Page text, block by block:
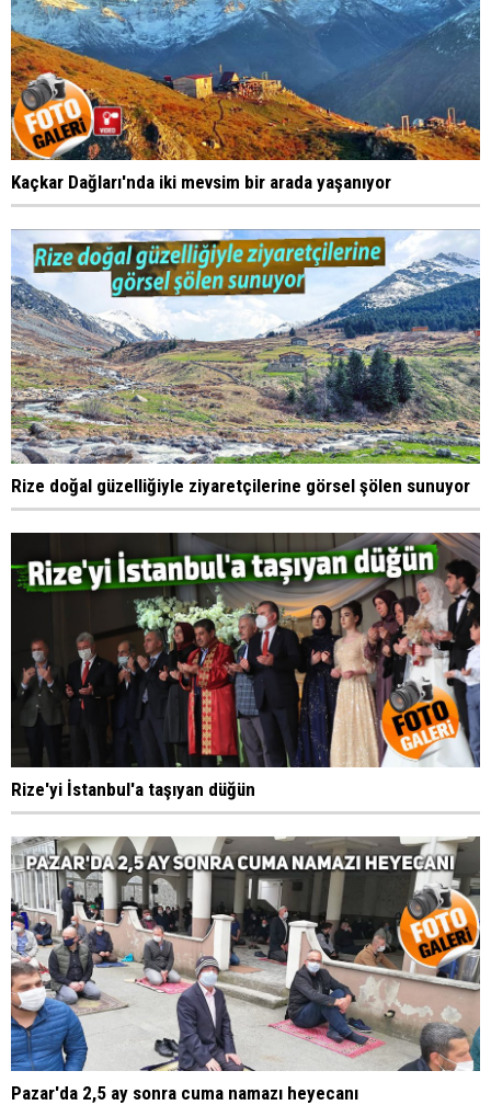
Kaçkar Dağları'nda iki mevsim bir arada yaşanıyor
Rize doğal güzelliğiyle ziyaretçilerine görsel şölen sunuyor
Rize'yi İstanbul'a taşıyan düğün
Pazar'da 2,5 ay sonra cuma namazı heyecanı